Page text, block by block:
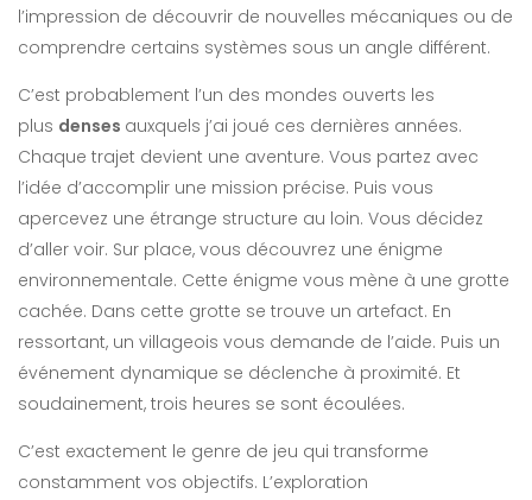
l’impression de découvrir de nouvelles mécaniques ou de
comprendre certains systèmes sous un angle différent.
C’est probablement l’un des mondes ouverts les
plus denses auxquels j’ai joué ces dernières années.
Chaque trajet devient une aventure. Vous partez avec
l’idée d’accomplir une mission précise. Puis vous
apercevez une étrange structure au loin. Vous décidez
d’aller voir. Sur place, vous découvrez une énigme
environnementale. Cette énigme vous mène à une grotte
cachée. Dans cette grotte se trouve un artefact. En
ressortant, un villageois vous demande de l’aide. Puis un
événement dynamique se déclenche à proximité. Et
soudainement, trois heures se sont écoulées.
C’est exactement le genre de jeu qui transforme
constamment vos objectifs. L’exploration